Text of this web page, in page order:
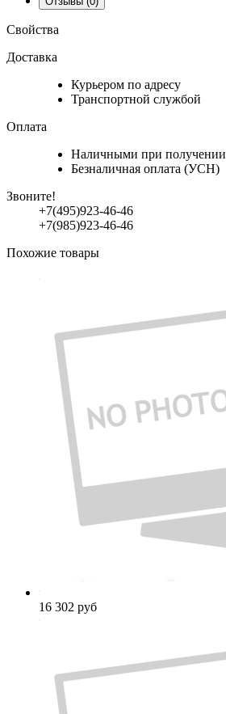
Свойства
Доставка
Курьером по адресу
Транспортной службой
Оплата
Наличными при получении
Безналичная оплата (УСН)
Звоните!
+7(495)923-46-46
+7(985)923-46-46
Похожие товары
16 302 руб